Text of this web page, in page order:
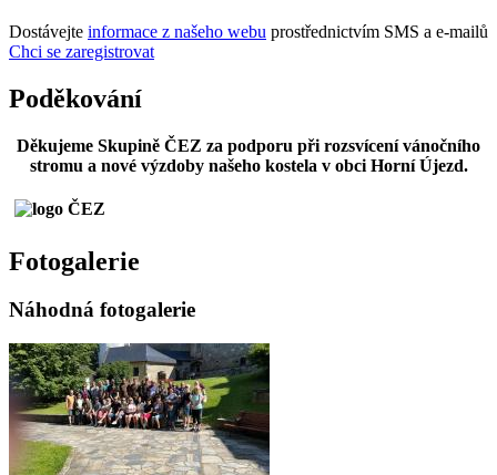
Dostávejte informace z našeho webu prostřednictvím SMS a e-mailů
Chci se zaregistrovat
Poděkování
Děkujeme Skupině ČEZ za podporu při rozsvícení vánočního
stromu a nové výzdoby našeho kostela v obci Horní Újezd.
Fotogalerie
Náhodná fotogalerie